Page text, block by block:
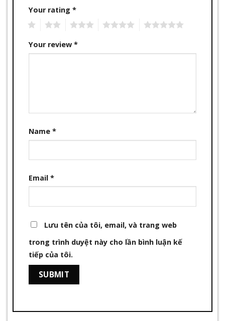
Your rating *
Your review *
Name *
Email *
Lưu tên của tôi, email, và trang web
trong trình duyệt này cho lần bình luận kế
tiếp của tôi.